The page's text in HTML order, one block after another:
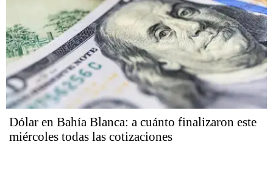
Dólar en Bahía Blanca: a cuánto finalizaron este
miércoles todas las cotizaciones